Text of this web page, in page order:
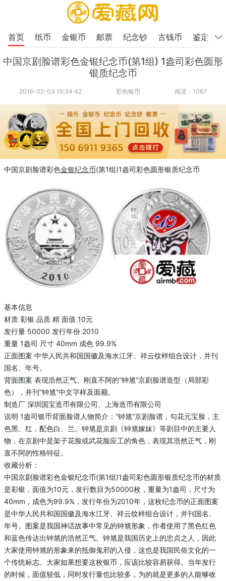
首页 纸币 金银币 邮票 纪念钞 古钱币 鉴定
中国京剧脸谱彩色金银纪念币(第1组) 1盎司彩色圆形
银质纪念币
2016-02-03 15:34:42 彩色银币 阅读：1067
中国京剧脸谱彩色金银纪念币(第1组)1盎司彩色圆形银质纪念币
基本信息
材质 彩银 品质 精 面值 10元
发行量 50000 发行年份 2010
重量 1盎司 尺寸 40mm 成色 99.9%
正面图案 中华人民共和国国徽及海水江牙、祥云纹样组合设计，并刊
国名、年号。
背面图案 表现浩然正气、刚直不阿的“钟馗”京剧脸谱造型（局部彩
色），并刊“钟馗”中文字样及面额。
制造厂 深圳国宝造币有限公司、上海造币有限公司
说明 1盎司银币背面脸谱人物简介：“钟馗”京剧脸谱，勾花元宝脸，主
色黑、红，配色白、兰。钟馗是京剧《钟馗嫁妹》等剧目中的主要人
物，在京剧中是架子花脸或武花脸应工的角色，表现其浩然正气，刚
直不阿的性格特征。
收藏分析：
中国京剧脸谱彩色金银纪念币(第1组)1盎司彩色圆形银质纪念币的材质
是彩银，面值为10元，发行数目为50000枚，重量为1盎司，尺寸为
40mm，成色为99.9%，发行年份为2010年，这枚纪念币的正面图案
是中华人民共和国国徽及海水江牙、祥云纹样组合设计，并刊国名、
年号。图案是我国神话故事中常见的钟馗形象，作者使用了黑色红色
和蓝色传达出钟馗的浩然正气。钟馗是我国历史上的忠贞之人，因此
大家使用钟馗的形象来的抵御鬼邪的入侵，这也是我国民俗文化的一
个传统标志。大家如果想要这枚银币，应该比较容易获得。当年发行
的时候，面值较低，同时发行量也比较多，为的就是更多的人能够收